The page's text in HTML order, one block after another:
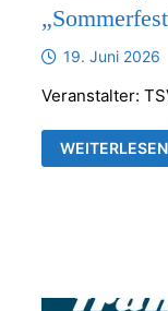
19. Juni 2026
Veranstalter:
TSV-
WEITERLESEN